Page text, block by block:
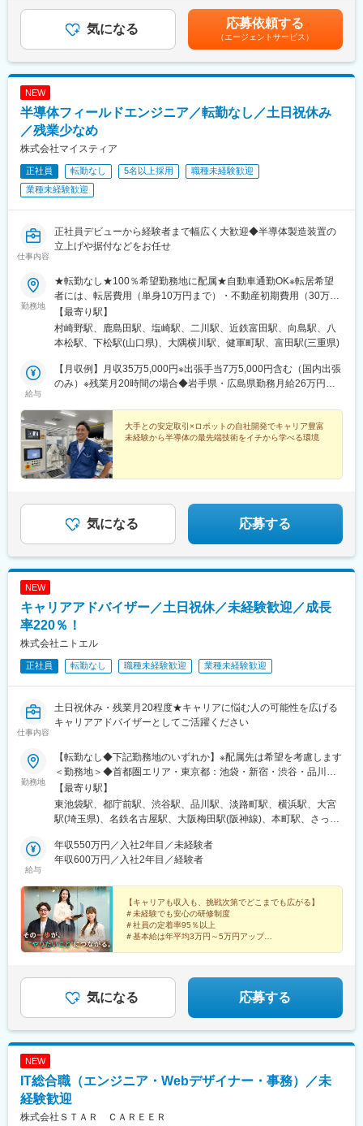
・幅広い製品経験を積むジェネラリスト
・チームリーダー・マネジメント
など志向に合わせたキャリア形成を支援。
■ 長期的にエンジニアとして活躍
年次に応じてマネジメントへ強制的に移行することはなく、設
＜業務内容＞
自動車、航空機、家電、鉄道、半導体、工作機械、都市設備、電
動工具など、
様々な業界の製品に関わる電気電子関連の評価テストを行いま
す。
営業との面談を通し、ご経験・ご要望に応じて業務内容・勤務地
を決めるため、配属ガチャはありません。
東京エレクトロン、ソニーグループなど大手メーカーとの直取引
案件が多数。
宇宙・航空機／半導体装置／自動車／家電／工作機械／医療機器
／鉄道・社会インフラなど、機電エンジニアの主戦場となる領域
を網羅しています。
■ 自社開発・新分野への挑戦も可能
機械・電気・制御技術を活かした自社製品・受託開発案件にも参
画可能。
メカトロニクスや次世代製品など、新しい技術領域にもチャレン
ジできます。
＜おすすめポイント＞
■ 専任営業による一貫サポート
エンジニア専任の営業が、配属・案件調整・キャリア相談まで一
貫対応。
「設計を続けたい」「評価から設計へ戻りたい」などの要望も反
■ キャリアプランをチームで共有
定期的な面談を通じて、
・設計スペシャリスト
・幅広い製品経験を積むジェネラリスト
など志向に合わせたキャリア形成を支援。
年次に応じてマネジメントへ強制的に移行することはなく、設
計・技術を生涯の仕事として続けられる環境です。
＜業務内容＞
自動車、航空機、家電、鉄道、半導体、工作機械、都市設備、電
様々な業界の製品に関わる電気電子関連の設計開発・テストを行
います。
営業との面談を通し、ご経験・ご要望に応じて業務内容・勤務地
を決めるため、配属ガチャはありません。
【事例】
・超音波診断装置の設計
・カーエアコンの設計
・スマホのイメージセンサー関連の設計
・カーナビの回路設計
・段ボール製造機の電気設計
変更の範囲：会社の定める業務
（30歳）・年収700万円／リーダー（3年目）（40歳）・年収850
万円／統括リーダー（45歳）賃金はあくまでも目安の金額であ
り、選考を通じて上下する可能性があります。月給(月額)は固定手
当を含めた表記です。
気になる 応募依頼する
（エージェントサービス）
NEW
半導体フィールドエンジニア／転勤なし／土日祝休み
／残業少なめ
株式会社マイスティア
正社員 転勤なし 5名以上採用
職種未経験歓迎
業種未経験歓迎
仕事内容
正社員デビューから経験者まで幅広く大歓迎◆半導体製造装置の
立上げや据付などをお任せ
勤務地
★転勤なし★100％希望勤務地に配属★自動車通勤OK※転居希望
者には、転居費用（単身10万円まで）・不動産初期費用（30万円
まで）・移動費用全額補助◆岩手県◆神奈川県◆山梨県◆愛知県
◆三重県◆京都府◆広島県◆山口県◆鹿児島県◆熊本県【研修に
ついて】未経験の方は、熊本県合志市にて一定期間の研修を実
す。【出張について】配属先により、出張が発生する場合があり
ます。※勤務地近隣のみで勤務できる配属先や、出張のない働き方
えない場合があります。受動喫煙対策：オフィス内禁煙
【最寄り駅】
村崎野駅、鹿島田駅、塩崎駅、二川駅、近鉄富田駅、向島駅、八
本松駅、下松駅(山口県)、大隅横川駅、健軍町駅、富田駅(三重県)
給与
【月収例】月収35万5,000円※出張手当7万5,000円含む（国内出張
のみ）※残業月20時間の場合◆岩手県・広島県勤務月給26万円～
円＋各種手当＋賞与年2回◆山梨県勤務月給25万円～28万5,000円
＋各種手当＋賞与年2回◆愛知県勤務月給23万円～26万5,000円＋
各種手当＋賞与年2回◆三重県勤務月給26万円～31万円＋各種手
当＋賞与年2回◆京都府勤務月給26万円～30万円＋各種手当＋賞
与年2回◆山口県・熊本県勤務月給20万円～＋各種手当＋賞与年2
大手との安定取引×ロボットの自社開発でキャリア豊富
未経験から半導体の最先端技術をイチから学べる環境
気になる 応募する
NEW
キャリアアドバイザー／土日祝休／未経験歓迎／成長
率220％！
株式会社ニトエル
正社員 転勤なし 職種未経験歓迎 業種未経験歓迎
仕事内容
土日祝休み・残業月20程度★キャリアに悩む人の可能性を広げる
キャリアアドバイザーとしてご活躍ください
勤務地
【転勤なし◆下記勤務地のいずれか】※配属先は希望を考慮します
＜勤務地＞◆首都圏エリア・東京都：池袋・新宿・渋谷・品川・
神田・神奈川県：横浜・埼玉県：大宮◆関西・東海エリア・大阪
府：梅田・大阪本町・愛知県：名古屋◆その他エリア（※普通自動
車運転免許 必須）・北海道（札幌）／宮城県（仙台）／群馬県
／京都府（京都）・岡山県（岡山）／広島県（広島）／鹿児島県
（鹿児島）地域に根付いて長く働きたい方を歓迎します！【受動
【最寄り駅】
東池袋駅、都庁前駅、渋谷駅、品川駅、淡路町駅、横浜駅、大宮
駅(埼玉県)、名鉄名古屋駅、大阪梅田駅(阪神線)、本町駅、さっぽ
四条駅(京都市営)、岡山駅前駅、広島駅、鹿児島中央駅、東池袋四
丁目駅、新宿駅、神泉駅、北品川駅、小川町駅(東京都)、国際セン
駅、神戸三宮駅(阪神)、烏丸駅、岡山駅、鹿児島中央駅前駅、都電
雑司ケ谷駅、南新宿駅、神田駅(東京都)、近鉄名古屋駅、東梅田
駅、四ツ橋駅、大通駅、あおば通駅、日吉町駅、三宮駅(神戸新交
通)、烏丸御池駅、西川緑道公園駅、猿猴橋町駅、都通駅
給与
年収550万円／入社2年目／未経験者
年収600万円／入社2年目／経験者
【キャリアも収入も、挑戦次第でどこまでも広がる】
＃未経験でも安心の研修制度
＃社員の定着率95％以上
＃基本給は年平均3万円～5万円アップ
気になる 応募する
NEW
IT総合職（エンジニア・Webデザイナー・事務）／未
経験歓迎
株式会社ＳＴＡＲ ＣＡＲＥＥＲ